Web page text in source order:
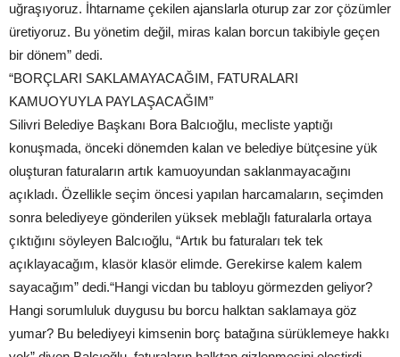
uğraşıyoruz. İhtarname çekilen ajanslarla oturup zar zor çözümler
üretiyoruz. Bu yönetim değil, miras kalan borcun takibiyle geçen
bir dönem” dedi.
“BORÇLARI SAKLAMAYACAĞIM, FATURALARI
KAMUOYUYLA PAYLAŞACAĞIM”
Silivri Belediye Başkanı Bora Balcıoğlu, mecliste yaptığı
konuşmada, önceki dönemden kalan ve belediye bütçesine yük
oluşturan faturaların artık kamuoyundan saklanmayacağını
açıkladı. Özellikle seçim öncesi yapılan harcamaların, seçimden
sonra belediyeye gönderilen yüksek meblağlı faturalarla ortaya
çıktığını söyleyen Balcıoğlu, “Artık bu faturaları tek tek
açıklayacağım, klasör klasör elimde. Gerekirse kalem kalem
sayacağım” dedi.“Hangi vicdan bu tabloyu görmezden geliyor?
Hangi sorumluluk duygusu bu borcu halktan saklamaya göz
yumar? Bu belediyeyi kimsenin borç batağına sürüklemeye hakkı